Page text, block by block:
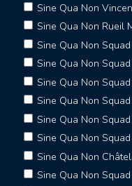
Sine Qua Non
Sine Qua Non Rueil
Sine Qua Non
Sine Qua Non
Sine Qua Non
Sine Qua Non
Sine Qua Non
Sine Qua Non
Sine Qua Non
Sine Qua Non